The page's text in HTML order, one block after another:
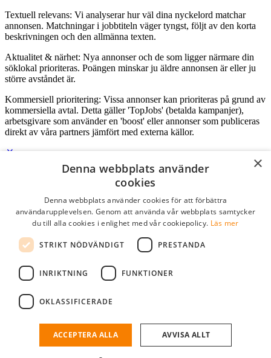
Textuell relevans: Vi analyserar hur väl dina nyckelord matchar
annonsen. Matchningar i jobbtiteln väger tyngst, följt av den korta
beskrivningen och den allmänna texten.
Aktualitet & närhet: Nya annonser och de som ligger närmare din
söklokal prioriteras. Poängen minskar ju äldre annonsen är eller ju
större avståndet är.
Kommersiell prioritering: Vissa annonser kan prioriteras på grund av
kommersiella avtal. Detta gäller 'TopJobs' (betalda kampanjer),
arbetsgivare som använder en 'boost' eller annonser som publiceras
direkt av våra partners jämfört med externa källor.
Logga in som företag
Lösenord
kom ihåg mig
logga in
Kostnadsfri företagsprofil
och söka efter passande kandidater till ditt företag.
×
Denna webbplats använder
cookies
Denna webbplats använder cookies för att förbättra
användarupplevelsen. Genom att använda vår webbplats samtycker
du till alla cookies i enlighet med vår cookiepolicy. Läs mer
STRIKT NÖDVÄNDIGT PRESTANDA
INRIKTNING FUNKTIONER
OKLASSIFICERADE
ACCEPTERA ALLA AVVISA ALLT